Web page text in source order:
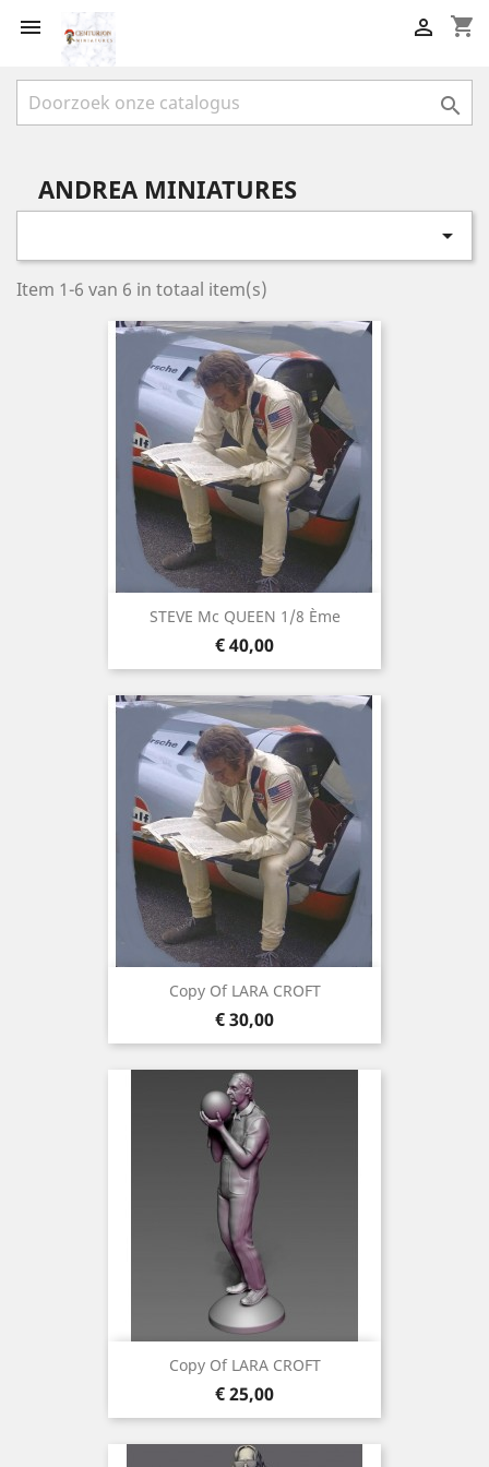
 shopping_cart


ANDREA MINIATURES

Item 1-6 van 6 in totaal item(s)
STEVE Mc QUEEN 1/8 Ème
Prijs
€ 40,00
Copy Of LARA CROFT
Prijs
€ 30,00
Copy Of LARA CROFT
Prijs
€ 25,00